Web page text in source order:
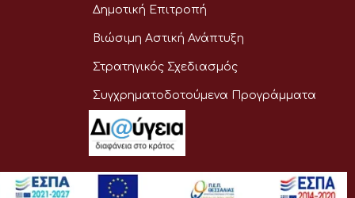
Δημοτική Επιτροπή
Βιώσιμη Αστική Ανάπτυξη
Στρατηγικός Σχεδιασμός
Συγχρηματοδοτούμενα Προγράμματα